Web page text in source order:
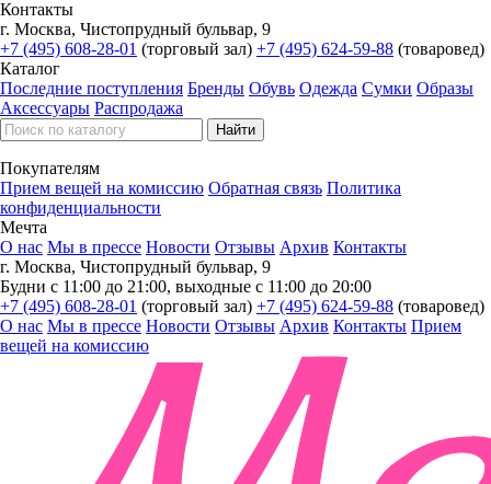
Контакты
г. Москва, Чистопрудный бульвар, 9
+7 (495) 608-28-01 (торговый зал) +7 (495) 624-59-88 (товаровед)
Каталог
Последние поступления Бренды Обувь Одежда Сумки Образы
Аксессуары Распродажа
Покупателям
Прием вещей на комиссию Обратная связь Политика
конфиденциальности
Мечта
О нас Мы в прессе Новости Отзывы Архив Контакты
г. Москва, Чистопрудный бульвар, 9
Будни с 11:00 до 21:00, выходные с 11:00 до 20:00
+7 (495) 608-28-01 (торговый зал) +7 (495) 624-59-88 (товаровед)
О нас Мы в прессе Новости Отзывы Архив Контакты Прием
вещей на комиссию